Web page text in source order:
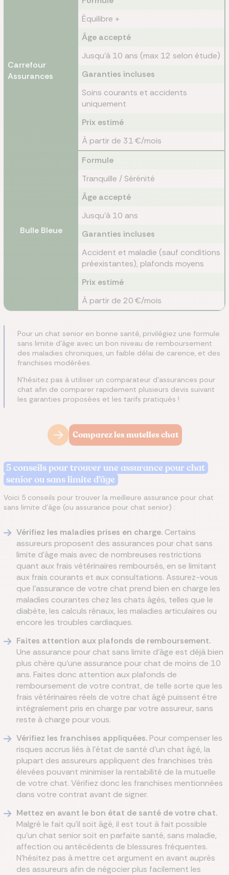
Carrefour
Assurances
Équilibre +
Âge accepté
Jusqu’à 10 ans (max 12 selon étude)
Garanties incluses
Soins courants et accidents
uniquement
Prix estimé
À partir de 31 €/mois
Bulle Bleue
Formule
Tranquille / Sérénité
Âge accepté
Jusqu’à 10 ans
Garanties incluses
Accident et maladie (sauf conditions
préexistantes), plafonds moyens
Prix estimé
À partir de 20 €/mois
Pour un chat senior en bonne santé, privilégiez une formule
sans limite d’âge avec un bon niveau de remboursement
des maladies chroniques, un faible délai de carence, et des
franchises modérées.
N’hésitez pas à utiliser un comparateur d’assurances pour
chat afin de comparer rapidement plusieurs devis suivant
les garanties proposées et les tarifs pratiqués !
Comparez les mutelles chat
5 conseils pour trouver une assurance pour chat
senior ou sans limite d’âge
Voici 5 conseils pour trouver la meilleure assurance pour chat
sans limite d’âge (ou assurance pour chat senior) :
Vérifiez les maladies prises en charge.Certains
assureurs proposent des assurances pour chat sans
limite d’âge mais avec de nombreuses restrictions
quant aux frais vétérinaires remboursés, en se limitant
aux frais courants et aux consultations. Assurez-vous
que l’assurance de votre chat prend bien en charge les
maladies courantes chez les chats âgés, telles que le
diabète, les calculs rénaux, les maladies articulaires ou
encore les troubles cardiaques.
Faites attention aux plafonds de remboursement.
Une assurance pour chat sans limite d’âge est déjà bien
plus chère qu’une assurance pour chat de moins de 10
ans. Faites donc attention aux plafonds de
remboursement de votre contrat, de telle sorte que les
frais vétérinaires réels de votre chat âgé puissent être
intégralement pris en charge par votre assureur, sans
reste à charge pour vous.
Vérifiez les franchises appliquées.Pour compenser les
risques accrus liés à l’état de santé d’un chat âgé, la
plupart des assureurs appliquent des franchises très
élevées pouvant minimiser la rentabilité de la mutuelle
de votre chat. Vérifiez donc les franchises mentionnées
dans votre contrat avant de signer.
Mettez en avant le bon état de santé de votre chat.
Malgré le fait qu’il soit âgé, il est tout à fait possible
qu’un chat senior soit en parfaite santé, sans maladie,
affection ou antécédents de blessures fréquentes.
N’hésitez pas à mettre cet argument en avant auprès
des assureurs afin de négocier plus facilement les